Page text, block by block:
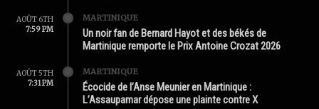
AOÛT 6TH
7:59 PM
MARTINIQUE
Un noir fan de Bernard Hayot et des békés de
Martinique remporte le Prix Antoine Crozat 2026
AOÛT 5TH
7:31 PM
MARTINIQUE
Écocide de l’Anse Meunier en Martinique :
L’Assaupamar dépose une plainte contre X